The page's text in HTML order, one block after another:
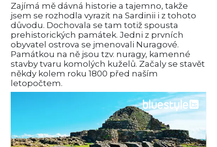
Zajímá mě dávná historie a tajemno, takže
jsem se rozhodla vyrazit na Sardinii i z tohoto
důvodu. Dochovala se tam totiž spousta
prehistorických památek. Jedni z prvních
obyvatel ostrova se jmenovali Nuragové.
Památkou na ně jsou tzv. nuragy, kamenné
stavby tvaru komolých kuželů. Začaly se stavět
někdy kolem roku 1800 před naším
letopočtem.